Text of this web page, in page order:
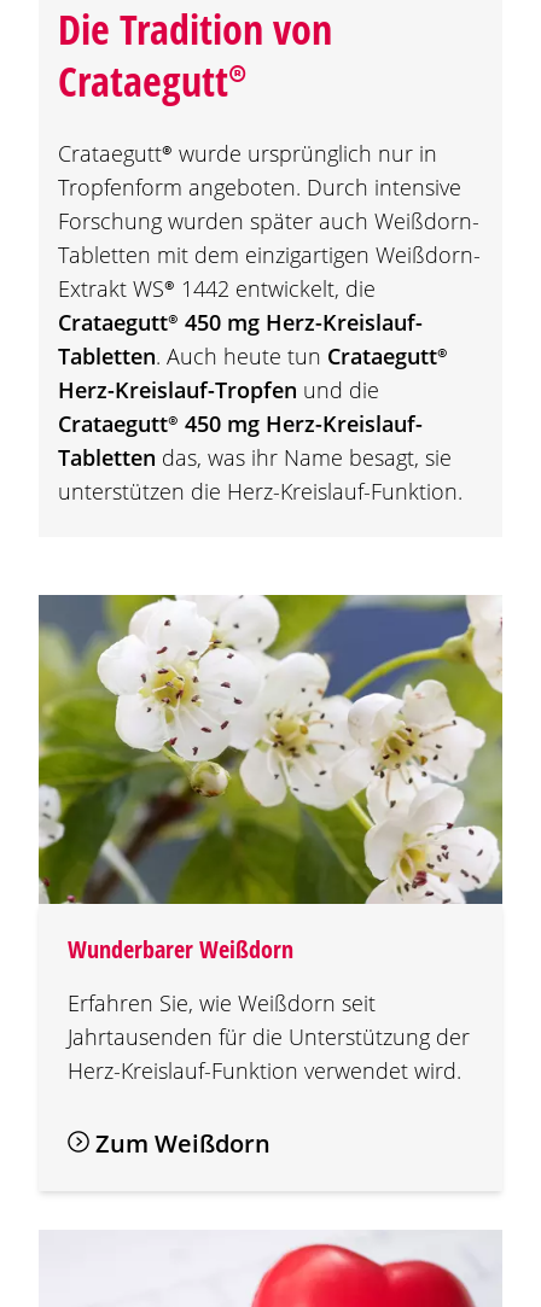
Die Tradition von
Crataegutt®
Crataegutt® wurde ursprünglich nur in
Tropfenform angeboten. Durch intensive
Forschung wurden später auch Weißdorn-
Tabletten mit dem einzigartigen Weißdorn-
Extrakt WS® 1442 entwickelt, die
Crataegutt® 450 mg Herz-Kreislauf-
Tabletten. Auch heute tun Crataegutt®
Herz-Kreislauf-Tropfen und die
Crataegutt® 450 mg Herz-Kreislauf-
Tabletten das, was ihr Name besagt, sie
unterstützen die Herz-Kreislauf-Funktion.
Wunderbarer Weißdorn
Erfahren Sie, wie Weißdorn seit
Jahrtausenden für die Unterstützung der
Herz-Kreislauf-Funktion verwendet wird.
Zum Weißdorn